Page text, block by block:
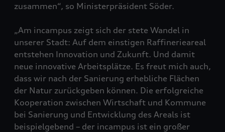
zusammen“, so Ministerpräsident Söder.
„Am incampus zeigt sich der stete Wandel in
unserer Stadt: Auf dem einstigen Raffinerieareal
entstehen Innovation und Zukunft. Und damit
neue innovative Arbeitsplätze. Es freut mich auch,
dass wir nach der Sanierung erhebliche Flächen
der Natur zurückgeben können. Die erfolgreiche
Kooperation zwischen Wirtschaft und Kommune
bei Sanierung und Entwicklung des Areals ist
beispielgebend – der incampus ist ein großer